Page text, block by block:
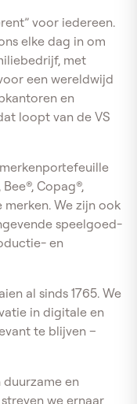
voor iedereen.
elke dag in om
met
een wereldwijd
en
loopt van de VS
Copag®,
We zijn ook
speelgoed-
en
al sinds 1765. We
in digitale en
te blijven –
en
we ernaar